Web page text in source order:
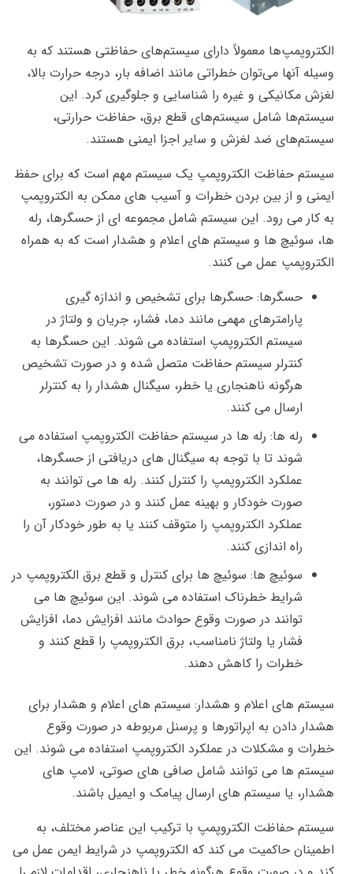
الکتروپمپ‌ها معمولاً دارای سیستم‌های حفاظتی هستند که به
وسیله آنها می‌توان خطراتی مانند اضافه بار، درجه حرارت بالا،
لغزش مکانیکی و غیره را شناسایی و جلوگیری کرد. این
سیستم‌ها شامل سیستم‌های قطع برق، حفاظت حرارتی،
سیستم‌های ضد لغزش و سایر اجزا ایمنی هستند.
سیستم حفاظت الکتروپمپ یک سیستم مهم است که برای حفظ
ایمنی و از بین بردن خطرات و آسیب های ممکن به الکتروپمپ
به کار می رود. این سیستم شامل مجموعه ای از حسگرها، رله
ها، سوئیچ ها و سیستم های اعلام و هشدار است که به همراه
الکتروپمپ عمل می کنند.
حسگرها: حسگرها برای تشخیص و اندازه گیری
پارامترهای مهمی مانند دما، فشار، جریان و ولتاژ در
سیستم الکتروپمپ استفاده می شوند. این حسگرها به
کنترلر سیستم حفاظت متصل شده و در صورت تشخیص
هرگونه ناهنجاری یا خطر، سیگنال هشدار را به کنترلر
ارسال می کنند.
رله ها: رله ها در سیستم حفاظت الکتروپمپ استفاده می
شوند تا با توجه به سیگنال های دریافتی از حسگرها،
عملکرد الکتروپمپ را کنترل کنند. رله ها می توانند به
صورت خودکار و بهینه عمل کنند و در صورت دستور،
عملکرد الکتروپمپ را متوقف کنند یا به طور خودکار آن را
راه اندازی کنند.
سوئیچ ها: سوئیچ ها برای کنترل و قطع برق الکتروپمپ در
شرایط خطرناک استفاده می شوند. این سوئیچ ها می
توانند در صورت وقوع حوادث مانند افزایش دما، افزایش
فشار یا ولتاژ نامناسب، برق الکتروپمپ را قطع کنند و
خطرات را کاهش دهند.
سیستم های اعلام و هشدار: سیستم های اعلام و هشدار برای
هشدار دادن به اپراتورها و پرسنل مربوطه در صورت وقوع
خطرات و مشکلات در عملکرد الکتروپمپ استفاده می شوند. این
سیستم ها می توانند شامل صافی های صوتی، لامپ های
هشدار، یا سیستم های ارسال پیامک و ایمیل باشند.
سیستم حفاظت الکتروپمپ با ترکیب این عناصر مختلف، به
اطمینان حاکمیت می کند که الکتروپمپ در شرایط ایمن عمل می